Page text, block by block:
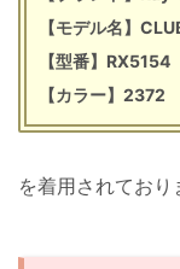
【モデル名】
【型番】RX5154
【カラー】2372
を着用されており